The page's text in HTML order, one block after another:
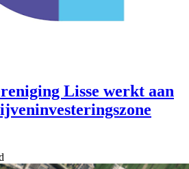
Lisse werkt aan